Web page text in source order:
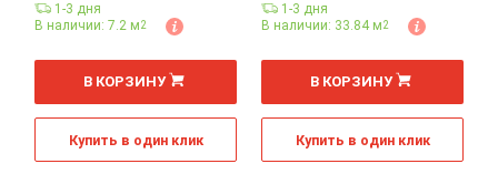
1-3 дня
В наличии: 7.2 м2
м
В КОРЗИНУ
Купить в один клик
1-3 дня
В наличии: 33.84 м2
м
В КОРЗИНУ
Купить в один клик